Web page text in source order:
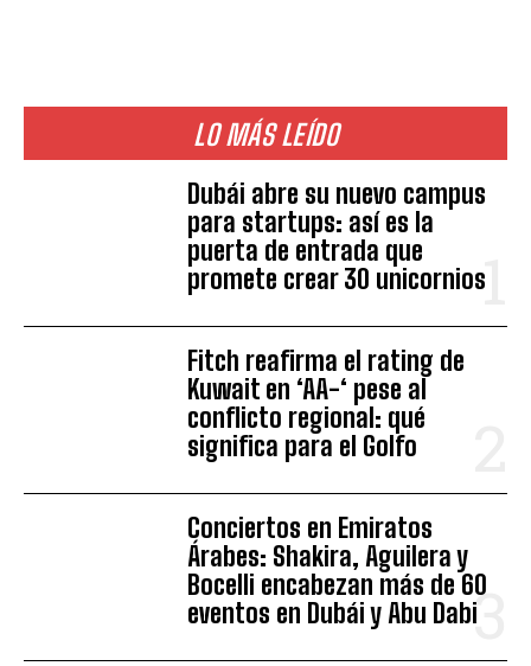
LO MÁS LEÍDO
Dubái abre su nuevo campus
para startups: así es la
puerta de entrada que
promete crear 30 unicornios
Fitch reafirma el rating de
Kuwait en ‘AA-‘ pese al
conflicto regional: qué
significa para el Golfo
Conciertos en Emiratos
Árabes: Shakira, Aguilera y
Bocelli encabezan más de 60
eventos en Dubái y Abu Dabi